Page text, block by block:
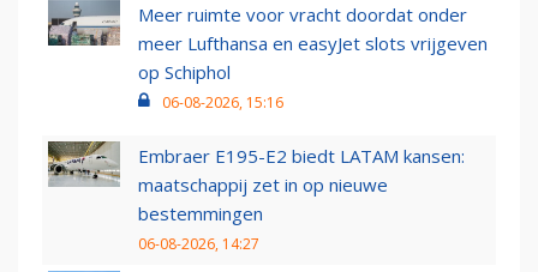
Meer ruimte voor vracht doordat onder
meer Lufthansa en easyJet slots vrijgeven
op Schiphol
06-08-2026, 15:16
Embraer E195-E2 biedt LATAM kansen:
maatschappij zet in op nieuwe
bestemmingen
06-08-2026, 14:27